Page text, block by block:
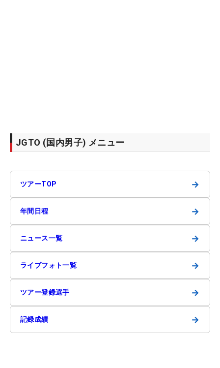
JGTO (国内男子) メニュー
ツアーTOP →
年間日程 →
ニュース一覧 →
ライブフォト一覧 →
ツアー登録選手 →
記録成績 →